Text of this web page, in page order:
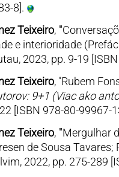
8].
Teixeiro,
e interioridade
2023, pp. 9-19
Teixeiro, "Rubem
9+1 (Viac ako
[ISBN 978-80-99967-
Teixeiro, "'Mergulhar
de Sousa
2022, pp. 275-289